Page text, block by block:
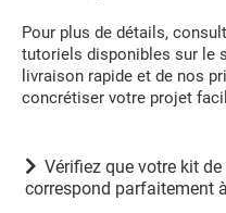
Pour plus de détails,
tutoriels disponibles sur le
livraison rapide et de nos
concrétiser votre projet
Vérifiez que votre kit de
correspond parfaitement